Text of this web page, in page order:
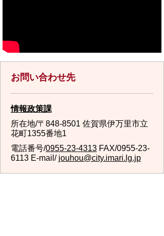
お問い合わせ先
情報政策課
所在地/〒848-8501 佐賀県伊万里市立
花町1355番地1
電話番号/0955-23-4313 FAX/0955-23-
6113 E-mail/ jouhou@city.imari.lg.jp